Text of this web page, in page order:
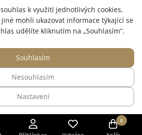
0
obchod se zdravotním oblečením InWhite.
vytvořilSago Group
k využití jednotlivých cookies,
mohli ukazovat informace týkající se
udělíte kliknutím na „Souhlasím“.
Nastavení
Nesouhlasím
Souhlasím